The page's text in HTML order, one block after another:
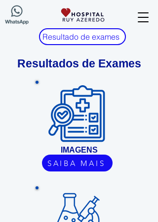
Resultado de exames
Resultados de Exames
IMAGENS
SAIBA MAIS